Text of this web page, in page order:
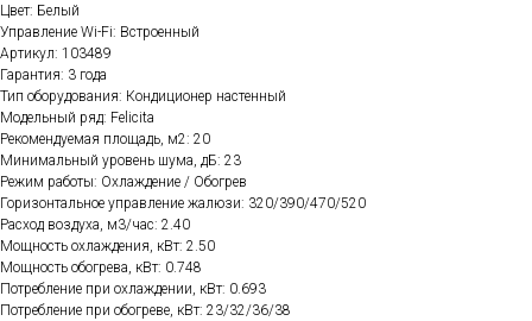
Цвет: Белый
Управление Wi-Fi: Встроенный
Артикул: 103489
Гарантия: 3 года
Тип оборудования: Кондиционер настенный
Модельный ряд: Felicita
Рекомендуемая площадь, м2: 20
Минимальный уровень шума, дБ: 23
Режим работы: Охлаждение / Обогрев
Горизонтальное управление жалюзи: 320/390/470/520
Расход воздуха, м3/час: 2.40
Мощность охлаждения, кВт: 2.50
Мощность обогрева, кВт: 0.748
Потребление при охлаждении, кВт: 0.693
Потребление при обогреве, кВт: 23/32/36/38